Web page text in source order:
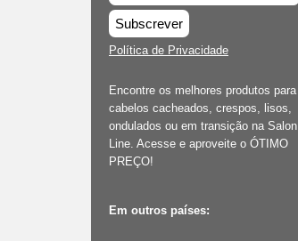
Subscrever
Política de Privacidade
Encontre os melhores produtos para
cabelos cacheados, crespos, lisos,
ondulados ou em transição na Salon
Line. Acesse e aproveite o ÓTIMO
PREÇO!
Em outros países: